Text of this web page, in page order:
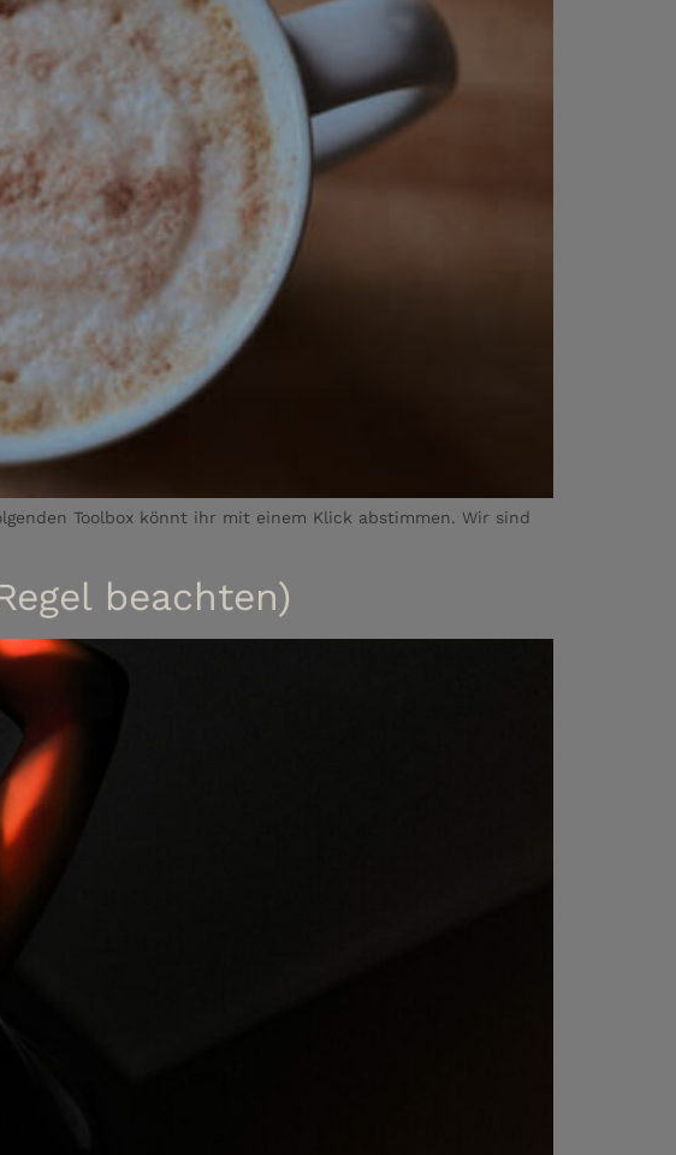
Toolbox könnt ihr mit einem Klick abstimmen. Wir sind
beachten)